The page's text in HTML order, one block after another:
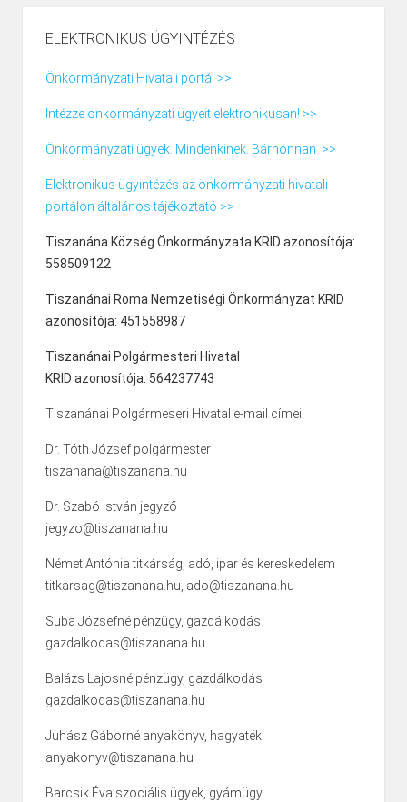
ELEKTRONIKUS ÜGYINTÉZÉS
Önkormányzati Hivatali portál >>
Intézze önkormányzati ügyeit elektronikusan! >>
Önkormányzati ügyek. Mindenkinek. Bárhonnan. >>
Elektronikus ügyintézés az önkormányzati hivatali
portálon általános tájékoztató >>
Tiszanána Község Önkormányzata KRID azonosítója:
558509122
Tiszanánai Roma Nemzetiségi Önkormányzat KRID
azonosítója: 451558987
Tiszanánai Polgármesteri Hivatal
KRID azonosítója: 564237743
Tiszanánai Polgármeseri Hivatal e-mail címei:
Dr. Tóth József polgármester
tiszanana@tiszanana.hu
Dr. Szabó István jegyző
jegyzo@tiszanana.hu
Német Antónia titkárság, adó, ipar és kereskedelem
titkarsag@tiszanana.hu, ado@tiszanana.hu
Suba Józsefné pénzügy, gazdálkodás
gazdalkodas@tiszanana.hu
Balázs Lajosné pénzügy, gazdálkodás
gazdalkodas@tiszanana.hu
Juhász Gáborné anyakönyv, hagyaték
anyakonyv@tiszanana.hu
Barcsik Éva szociális ügyek, gyámügy